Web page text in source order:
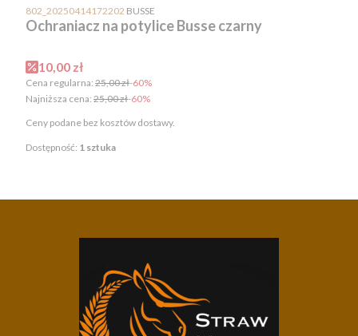
802_20250414172202 PRODUCENT
BUSSE
Ochraniacz na potylice Busse czarny
Cena promocyjna
10,00 zł
Cena regularna: 25,00 zł-60%
Najniższa cena: 25,00 zł-60%
Ceny podane bez kosztów dostawy.
Dostępność: 1 sztuka